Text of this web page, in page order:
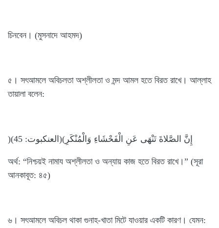
চিনবেন। (মুসনাদে আহমদ)
৫। সৎআমলে অবিচলতা অশ্লীলতা ও মন্দ আমল হতে বিরত রাখে। আল্লাহ
তায়ালা বলেন:
)إِنَّ الصَّلاةَ تَنْهَى عَنِ الْفَحْشَاءِ وَالْمُنْكَرِ)(العنكبوت: 45)
অর্থ: “নিশ্চয়ই নামায অশ্লীলতা ও অন্যায় কাজ হতে বিরত রাখে।” (সূরা
আনকাবূত: ৪৫)
৬। সৎআমলে অবিচল থাকা গুনাহ-খাতা মিটে যাওয়ার একটি কারণ। যেমন: